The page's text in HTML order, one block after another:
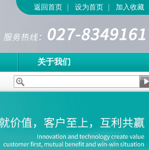
返回首页 设为首页 加入收藏
关于我们